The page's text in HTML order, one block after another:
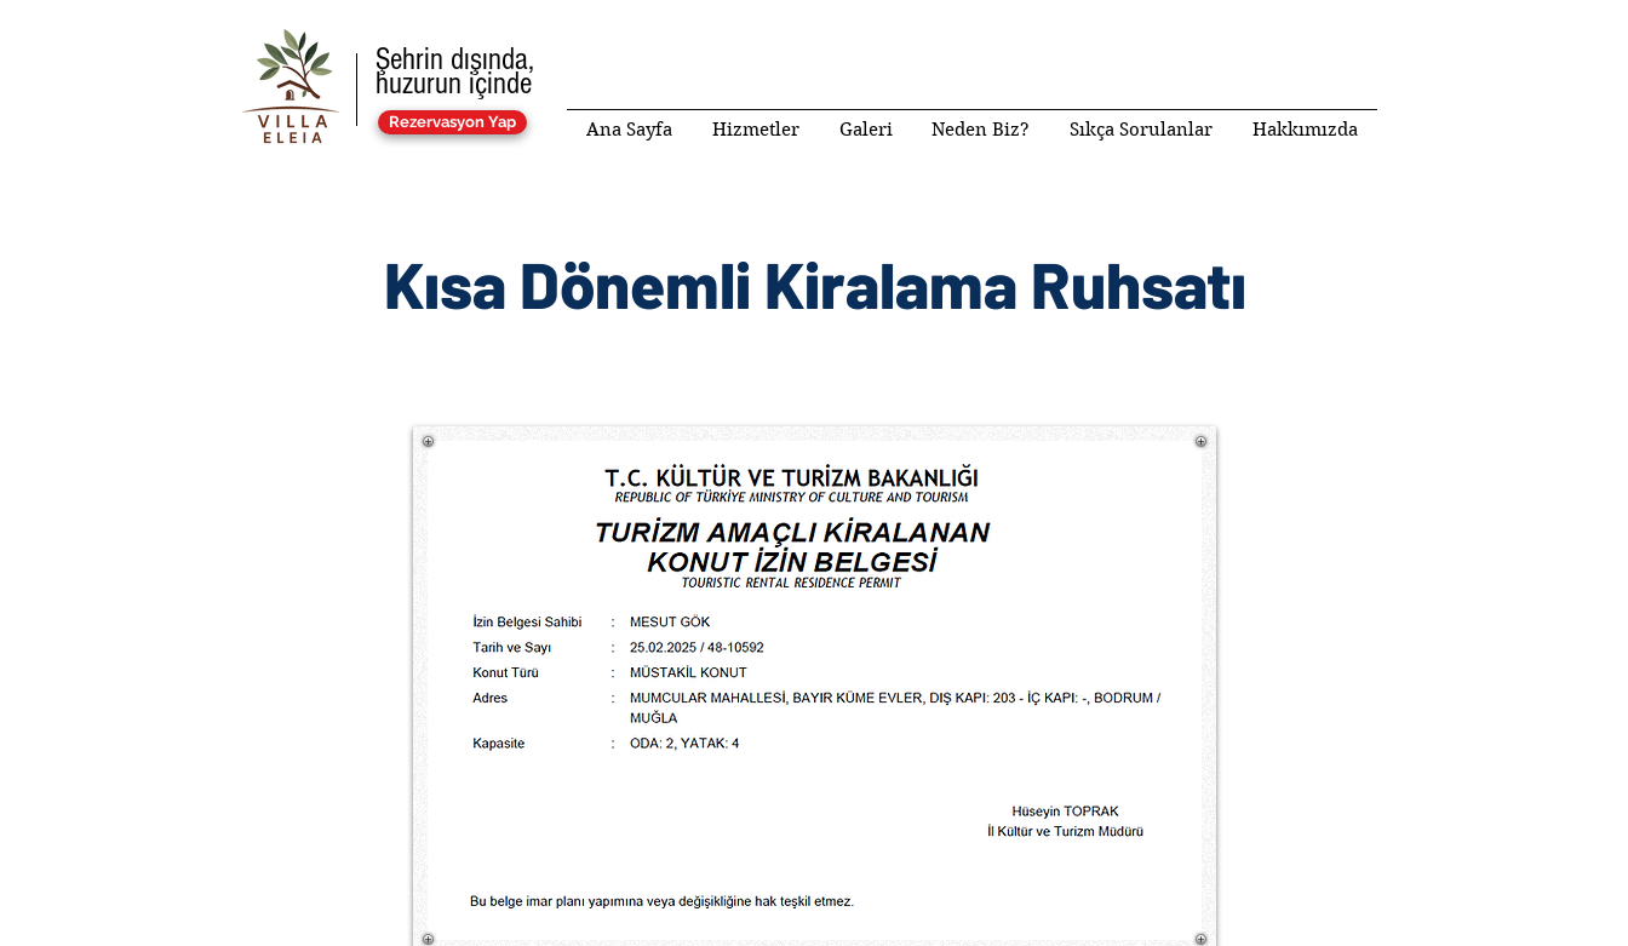
Şehrin dışında,
huzurun içinde
Rezervasyon Yap Ana Sayfa Hizmetler Galeri Neden Biz? Sıkça Sorulanlar Hakkımızda
Kısa Dönemli Kiralama Ruhsatı